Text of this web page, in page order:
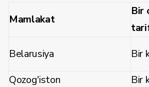
Mamlakat
Bir
Belarusiya Bir
Qozog'iston
Bir